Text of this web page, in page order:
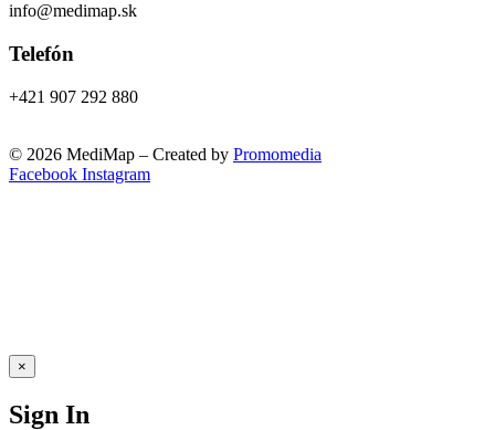
info@medimap.sk
Telefón
+421 907 292 880
© 2026 MediMap – Created by Promomedia
Facebook Instagram
×
Sign In